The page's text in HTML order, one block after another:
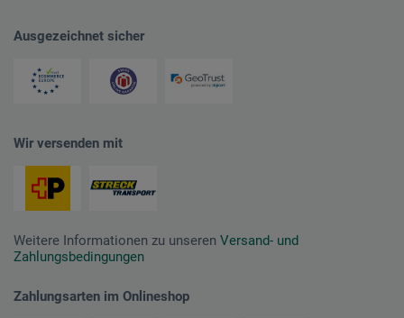
Ausgezeichnet sicher
Wir versenden mit
Weitere Informationen zu unseren Versand- und
Zahlungsbedingungen
Zahlungsarten im Onlineshop